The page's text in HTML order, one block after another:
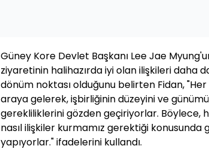
Güney Kore Devlet Başkanı Lee Jae
ziyaretinin halihazırda iyi olan ilişkileri daha
dönüm noktası olduğunu belirten Fidan,
araya gelerek, işbirliğinin düzeyini ve
gerekliliklerini gözden geçiriyorlar. Böylece,
nasıl ilişkiler kurmamız gerektiği konusunda
yapıyorlar." ifadelerini kullandı.